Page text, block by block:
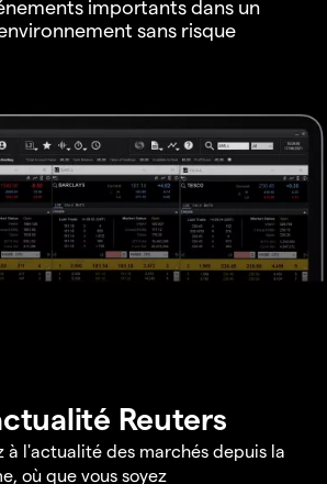
importants dans un
sans risque
Reuters
à l'actualité des marchés depuis la
où que vous soyez